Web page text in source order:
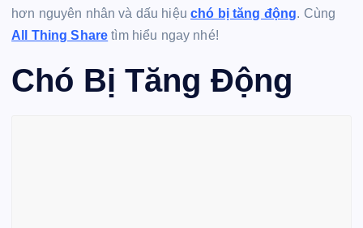
hơn nguyên nhân và dấu hiệuchó bị tăng động. Cùng
All Thing Share tìm hiểu ngay nhé!
Chó Bị Tăng Động